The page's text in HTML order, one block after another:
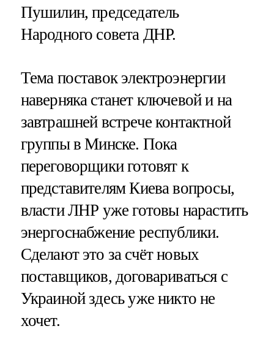
Пушилин, председатель
Народного совета ДНР.
Тема поставок электроэнергии
наверняка станет ключевой и на
завтрашней встрече контактной
группы в Минске. Пока
переговорщики готовят к
представителям Киева вопросы,
власти ЛНР уже готовы нарастить
энергоснабжение республики.
Сделают это за счёт новых
поставщиков, договариваться с
Украиной здесь уже никто не
хочет.